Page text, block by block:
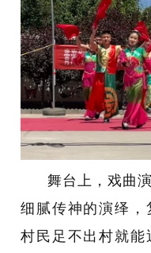
舞台上，戏曲
细腻传神的演绎
村民足不出村就